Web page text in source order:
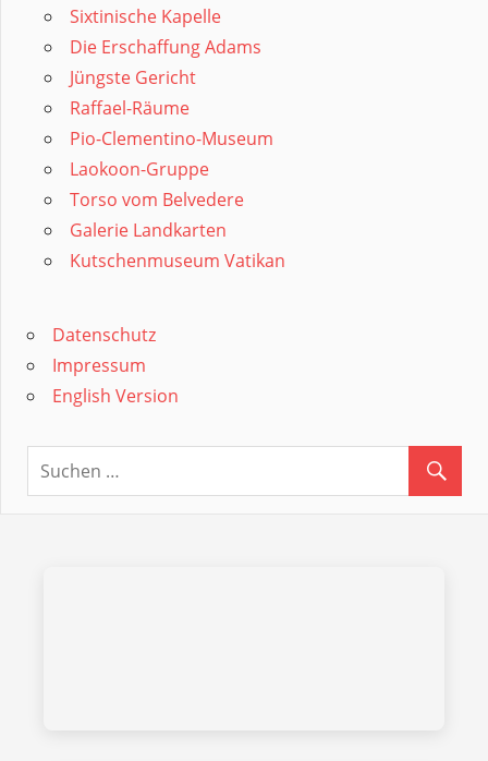
Sixtinische Kapelle
Die Erschaffung Adams
Jüngste Gericht
Raffael-Räume
Pio-Clementino-Museum
Laokoon-Gruppe
Torso vom Belvedere
Galerie Landkarten
Kutschenmuseum Vatikan
Datenschutz
Impressum
English Version